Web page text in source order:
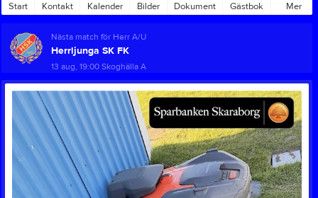
Start Kontakt Kalender Bilder Dokument Gästbok Mer
Nästa match för Herr A/U
Herrljunga SK FK
13 aug, 19:00Skoghälla A